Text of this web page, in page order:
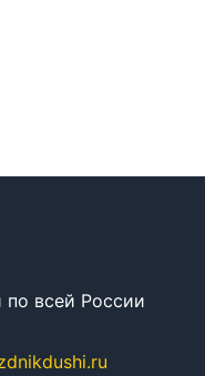
по всей России